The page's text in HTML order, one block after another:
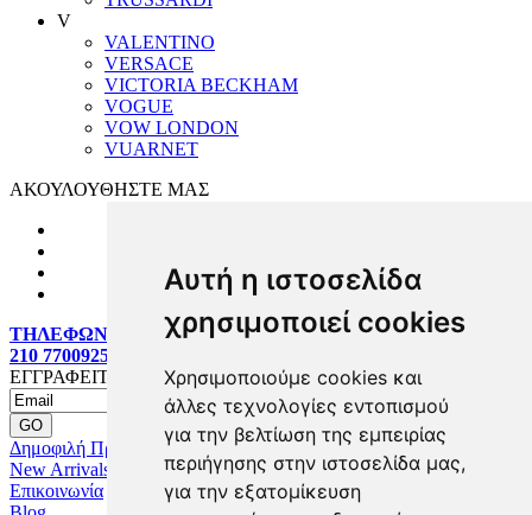
Αυτή η ιστοσελίδα
χρησιμοποιεί cookies
Χρησιμοποιούμε cookies και
άλλες τεχνολογίες εντοπισμού
για την βελτίωση της εμπειρίας
περιήγησης στην ιστοσελίδα μας,
για την εξατομίκευση
V
VALENTINO
VERSACE
VICTORIA BECKHAM
VOGUE
VOW LONDON
VUARNET
ΑΚΟΥΛΟΥΘΗΣΤΕ ΜΑΣ
ΤΗΛΕΦΩΝΙΚΕΣ ΠΑΡΑΓΓΕΛΙΕΣ:
210 7700925
ΕΓΓΡΑΦΕΙΤΕ MAILING LIST
Δημοφιλή Προϊόντα
New Arrivals
Επικοινωνία